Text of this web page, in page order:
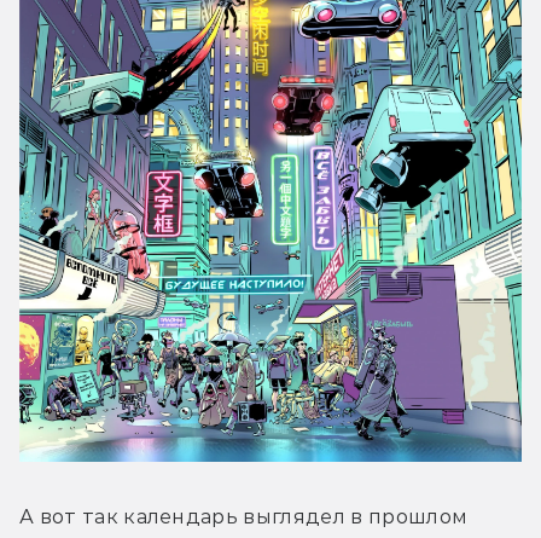
А вот так календарь выглядел в прошлом